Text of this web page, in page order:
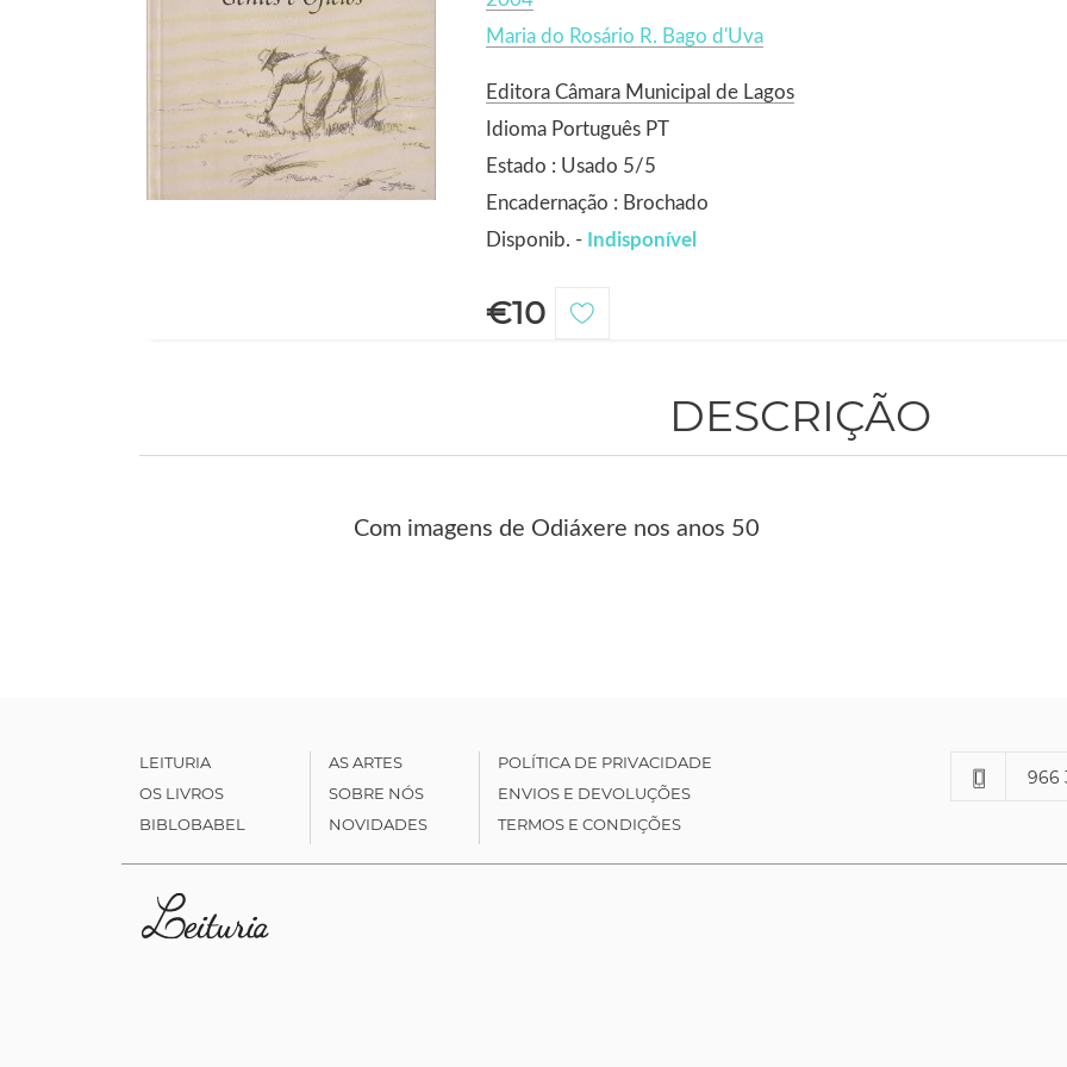
Maria do Rosário R. Bago d'Uva
Editora Câmara Municipal de Lagos
Idioma Português PT
Estado : Usado 5/5
Encadernação : Brochado
Disponib. - Indisponível
€10
DESCRIÇÃO
Com imagens de Odiáxere nos anos 50
LEITURIA
OS LIVROS
BIBLOBABEL
AS ARTES
SOBRE NÓS
NOVIDADES
POLÍTICA DE PRIVACIDADE
ENVIOS E DEVOLUÇÕES
TERMOS E CONDIÇÕES
966